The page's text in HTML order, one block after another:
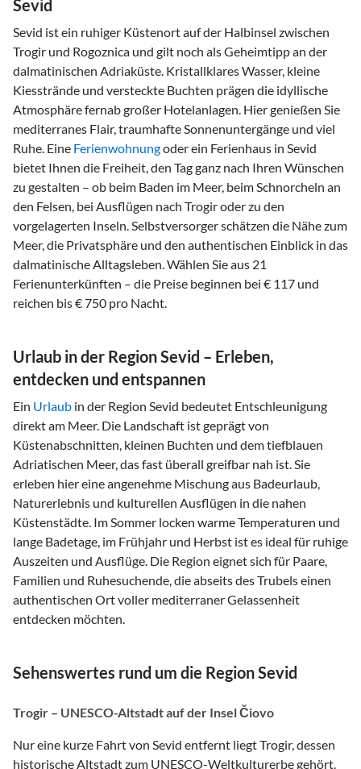
Sevid
Sevid ist ein ruhiger Küstenort auf der Halbinsel zwischen
Trogir und Rogoznica und gilt noch als Geheimtipp an der
dalmatinischen Adriaküste. Kristallklares Wasser, kleine
Kiesstrände und versteckte Buchten prägen die idyllische
Atmosphäre fernab großer Hotelanlagen. Hier genießen Sie
mediterranes Flair, traumhafte Sonnenuntergänge und viel
Ruhe. Eine Ferienwohnungoder ein Ferienhaus in Sevid
bietet Ihnen die Freiheit, den Tag ganz nach Ihren Wünschen
zu gestalten – ob beim Baden im Meer, beim Schnorcheln an
den Felsen, bei Ausflügen nach Trogir oder zu den
vorgelagerten Inseln. Selbstversorger schätzen die Nähe zum
Meer, die Privatsphäre und den authentischen Einblick in das
dalmatinische Alltagsleben. Wählen Sie aus 21
Ferienunterkünften – die Preise beginnen bei € 117 und
reichen bis € 750 pro Nacht.
Urlaub in der Region Sevid – Erleben,
entdecken und entspannen
Ein Urlaub in der Region Sevid bedeutet Entschleunigung
direkt am Meer. Die Landschaft ist geprägt von
Küstenabschnitten, kleinen Buchten und dem tiefblauen
Adriatischen Meer, das fast überall greifbar nah ist. Sie
erleben hier eine angenehme Mischung aus Badeurlaub,
Naturerlebnis und kulturellen Ausflügen in die nahen
Küstenstädte. Im Sommer locken warme Temperaturen und
lange Badetage, im Frühjahr und Herbst ist es ideal für ruhige
Auszeiten und Ausflüge. Die Region eignet sich für Paare,
Familien und Ruhesuchende, die abseits des Trubels einen
authentischen Ort voller mediterraner Gelassenheit
entdecken möchten.
Sehenswertes rund um die Region Sevid
Trogir – UNESCO-Altstadt auf der Insel Čiovo
Nur eine kurze Fahrt von Sevid entfernt liegt Trogir, dessen
historische Altstadt zum UNESCO-Weltkulturerbe gehört.